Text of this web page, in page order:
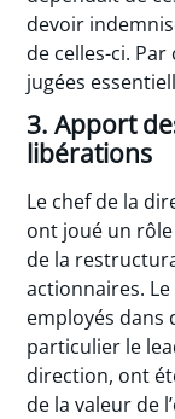
devoir
de celles-ci.
jugées
3. Apport
libérations
Le chef de la
ont joué un rôle
de la
actionnaires.
employés dans
particulier le
direction, ont
de la valeur de